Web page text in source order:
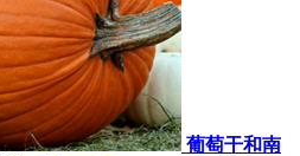
葡萄干和南